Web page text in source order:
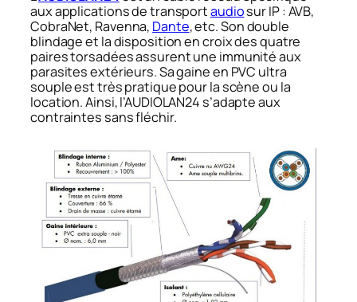
aux applications de transportaudiosur IP : AVB,
CobraNet, Ravenna, Dante, etc. Son double
blindage et la disposition en croix des quatre
paires torsadées assurent une immunité aux
parasites extérieurs. Sa gaine en PVC ultra
souple est très pratique pour la scène ou la
location. Ainsi, l’AUDIOLAN24 s’adapte aux
contraintes sans fléchir.